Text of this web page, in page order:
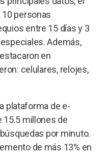
personas
entre 15 días y 3
Además,
en
celulares, relojes,
plataforma de e-
millones de
por minuto.
de más 13% en